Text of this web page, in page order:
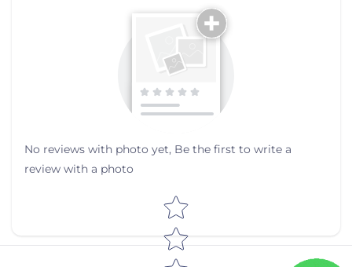
No reviews with photo yet, Be the first to write a
review with a photo
Star rating